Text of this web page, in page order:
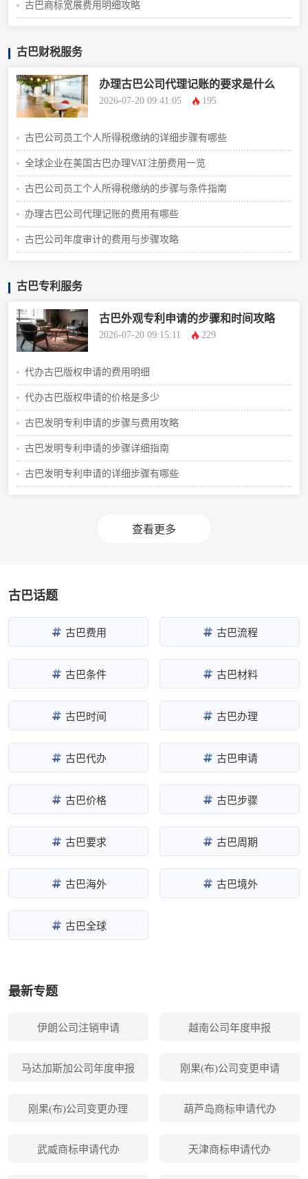
古巴商标宽展费用明细攻略
古巴财税服务
办理古巴公司代理记账的要求是什么
2026-07-20 09:41:05 195
古巴公司员工个人所得税缴纳的详细步骤有哪些
全球企业在美国古巴办理VAT注册费用一览
古巴公司员工个人所得税缴纳的步骤与条件指南
办理古巴公司代理记账的费用有哪些
古巴公司年度审计的费用与步骤攻略
古巴专利服务
古巴外观专利申请的步骤和时间攻略
2026-07-20 09:15:11 229
代办古巴版权申请的费用明细
代办古巴版权申请的价格是多少
古巴发明专利申请的步骤与费用攻略
古巴发明专利申请的步骤详细指南
古巴发明专利申请的详细步骤有哪些
查看更多
古巴话题
古巴费用 古巴流程
古巴条件 古巴材料
古巴时间 古巴办理
古巴代办 古巴申请
古巴价格 古巴步骤
古巴要求 古巴周期
古巴海外 古巴境外
古巴全球
最新专题
伊朗公司注销申请 越南公司年度申报
马达加斯加公司年度申报 刚果(布)公司变更申请
刚果(布)公司变更办理 葫芦岛商标申请代办
武威商标申请代办 天津商标申请代办